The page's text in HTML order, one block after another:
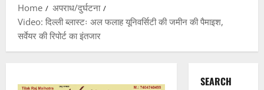
Home
अपराध/दुर्घटना
Video: दिल्ली ब्लास्टः अल फलाह यूनिवर्सिटी की जमीन की पैमाइश,
सर्वेयर की रिपोर्ट का इंतजार
SEARCH